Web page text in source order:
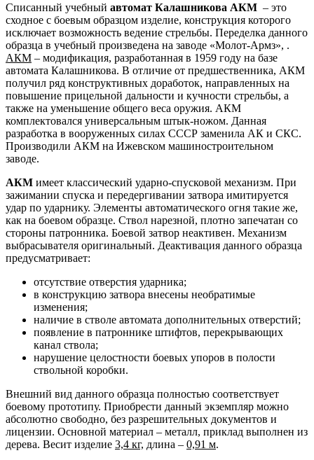
Списанный учебный автомат Калашникова АКМ – это
сходное с боевым образцом изделие, конструкция которого
исключает возможность ведение стрельбы. Переделка данного
образца в учебный произведена на заводе «Молот-Армз», .
АКМ – модификация, разработанная в 1959 году на базе
автомата Калашникова. В отличие от предшественника, АКМ
получил ряд конструктивных доработок, направленных на
повышение прицельной дальности и кучности стрельбы, а
также на уменьшение общего веса оружия. АКМ
комплектовался универсальным штык-ножом. Данная
разработка в вооруженных силах СССР заменила АК и СКС.
Производили АКМ на Ижевском машиностроительном
заводе.
АКМ имеет классический ударно-спусковой механизм. При
зажимании спуска и передергивании затвора имитируется
удар по ударнику. Элементы автоматического огня такие же,
как на боевом образце. Ствол нарезной, плотно запечатан со
стороны патронника. Боевой затвор неактивен. Механизм
выбрасывателя оригинальный. Деактивация данного образца
предусматривает:
отсутствие отверстия ударника;
в конструкцию затвора внесены необратимые
изменения;
наличие в стволе автомата дополнительных отверстий;
появление в патроннике штифтов, перекрывающих
канал ствола;
нарушение целостности боевых упоров в полости
ствольной коробки.
Внешний вид данного образца полностью соответствует
боевому прототипу. Приобрести данный экземпляр можно
абсолютно свободно, без разрешительных документов и
лицензии. Основной материал – металл, приклад выполнен из
дерева. Весит изделие 3,4 кг, длина – 0,91 м.